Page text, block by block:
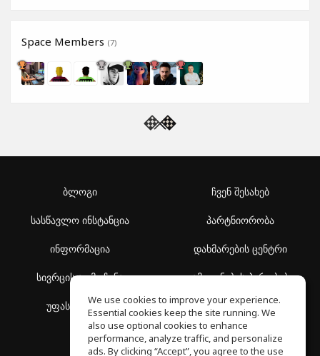
Space Members (7)
ბლოგი
სასწავლო ინსტანცია
ინფორმაცია
სივრცის აღმოჩენა
უფასო სკოლა
ჩვენ შესახებ
პარტნიორობა
დახმარების ცენტრი
გამოყენების პირობები
კონფიდენციალურობის
პოლიტიკა
We use cookies to improve your experience.
Essential cookies keep the site running. We
also use optional cookies to enhance
performance, analyze traffic, and personalize
ads. By clicking “Accept”, you agree to the use